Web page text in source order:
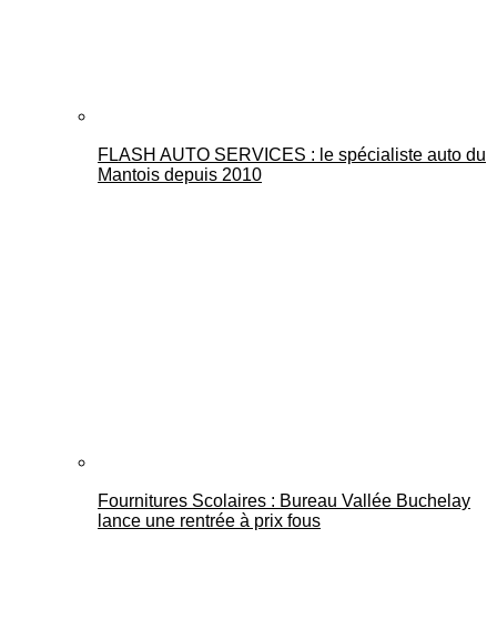
FLASH AUTO SERVICES : le spécialiste auto du
Mantois depuis 2010
Fournitures Scolaires : Bureau Vallée Buchelay
lance une rentrée à prix fous